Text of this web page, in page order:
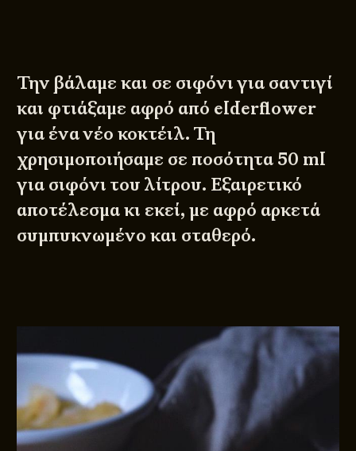
Την βάλαμε και σε σιφόνι για σαντιγί
και φτιάξαμε αφρό από elderflower
για ένα νέο κοκτέιλ. Τη
χρησιμοποιήσαμε σε ποσότητα 50 ml
για σιφόνι του λίτρου. Εξαιρετικό
αποτέλεσμα κι εκεί, με αφρό αρκετά
συμπυκνωμένο και σταθερό.